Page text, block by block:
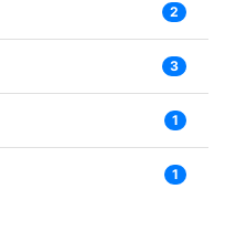
2
3
1
1